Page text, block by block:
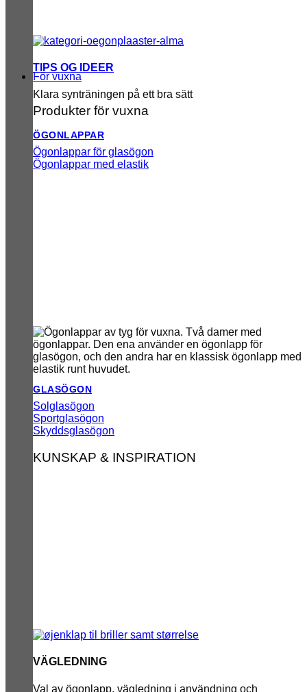
TIPS OG IDEER
Klara synträningen på ett bra sätt
För vuxna
Produkter för vuxna
ÖGONLAPPAR
Ögonlappar för glasögon
Ögonlappar med elastik
GLASÖGON
Solglasögon
Sportglasögon
Skyddsglasögon
KUNSKAP & INSPIRATION
VÄGLEDNING
Val av ögonlapp, vägledning i användning och